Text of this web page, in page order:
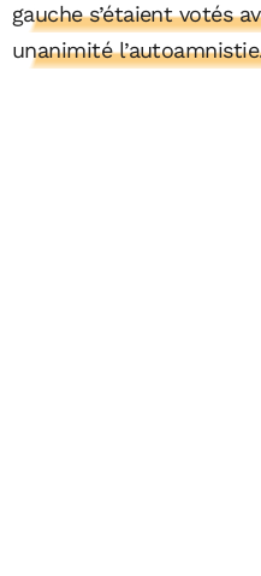
gauche s’étaient votés
unanimité